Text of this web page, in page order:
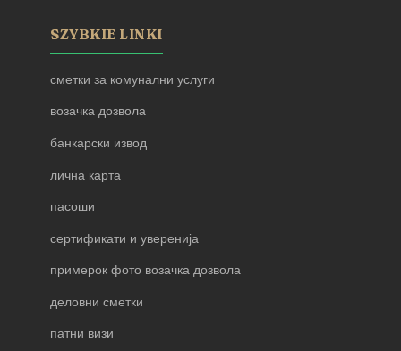
SZYBKIE LINKI
сметки за комунални услуги
возачка дозвола
банкарски извод
лична карта
пасоши
сертификати и уверенија
примерок фото возачка дозвола
деловни сметки
патни визи